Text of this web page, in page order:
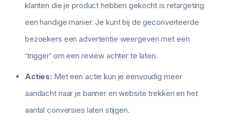
klanten die je product hebben gekocht is retargeting
een handige manier. Je kunt bij de geconverteerde
bezoekers een advertentie weergeven met een
‘trigger’ om een review achter te laten.
Acties: Met een actie kun je eenvoudig meer
aandacht naar je banner en website trekken en het
aantal conversies laten stijgen.